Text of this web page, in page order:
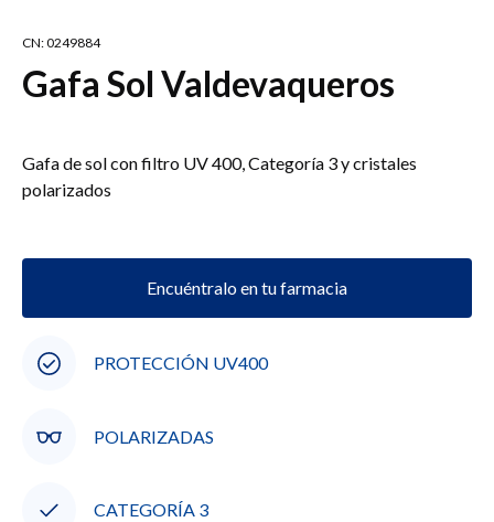
CN: 0249884
Gafa Sol Valdevaqueros
Gafa de sol con filtro UV 400, Categoría 3 y cristales
polarizados
Encuéntralo en tu farmacia
PROTECCIÓN UV400
POLARIZADAS
CATEGORÍA 3